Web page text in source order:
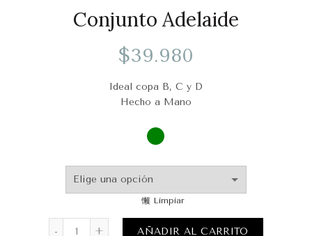
Conjunto Adelaide
$39.980
Ideal copa B, C y D
Hecho a Mano
Limpiar
Conjunto Adelaide cantidad
AÑADIR AL CARRITO